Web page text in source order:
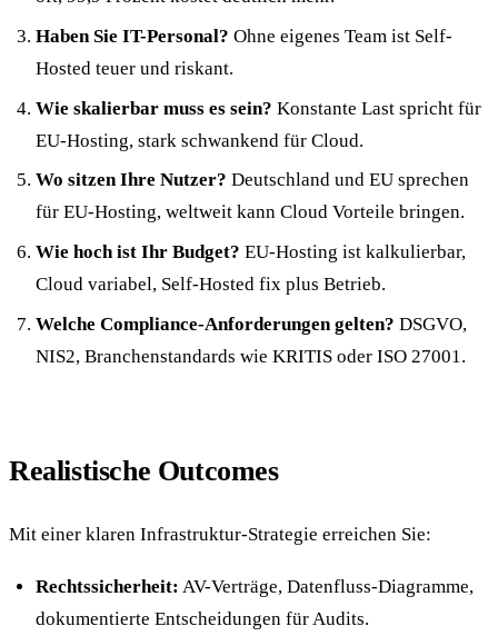
Haben Sie IT-Personal? Ohne eigenes Team ist Self-
Hosted teuer und riskant.
Wie skalierbar muss es sein? Konstante Last spricht für
EU-Hosting, stark schwankend für Cloud.
Wo sitzen Ihre Nutzer? Deutschland und EU sprechen
für EU-Hosting, weltweit kann Cloud Vorteile bringen.
Wie hoch ist Ihr Budget? EU-Hosting ist kalkulierbar,
Cloud variabel, Self-Hosted fix plus Betrieb.
Welche Compliance-Anforderungen gelten? DSGVO,
NIS2, Branchenstandards wie KRITIS oder ISO 27001.
Realistische Outcomes
Mit einer klaren Infrastruktur-Strategie erreichen Sie:
Rechtssicherheit: AV-Verträge, Datenfluss-Diagramme,
dokumentierte Entscheidungen für Audits.